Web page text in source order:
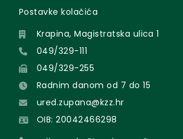
Postavke kolačića
Krapina, Magistratska ulica 1
049/329-111
049/329-255
Radnim danom od 7 do 15
ured.zupana@kzz.hr
OIB: 20042466298